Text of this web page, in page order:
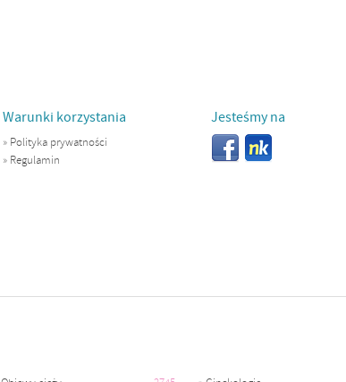
Warunki korzystania
» Polityka prywatności
» Regulamin
Jesteśmy na